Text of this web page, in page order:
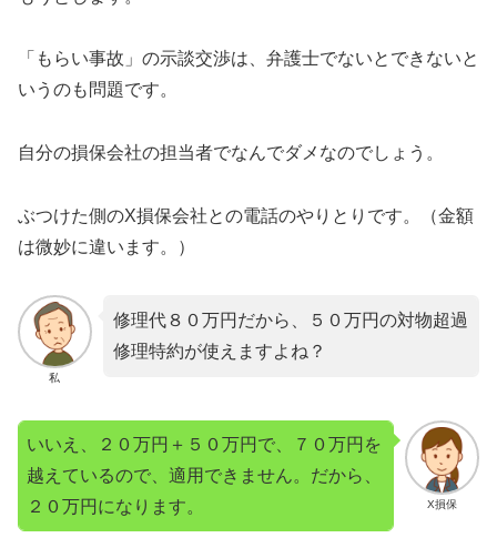
「もらい事故」の示談交渉は、弁護士でないとできないと
いうのも問題です。
自分の損保会社の担当者でなんでダメなのでしょう。
ぶつけた側のX損保会社との電話のやりとりです。（金額
は微妙に違います。）
私
修理代８０万円だから、５０万円の対物超過
修理特約が使えますよね？
X損保
いいえ、２０万円＋５０万円で、７０万円を
越えているので、適用できません。だから、
２０万円になります。